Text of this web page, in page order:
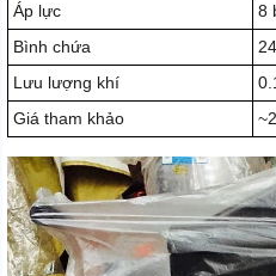
Áp lực
8
Bình chứa
Lưu lượng khí
Giá tham khảo